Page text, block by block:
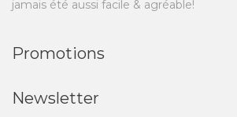
jamais été aussi facile & agréable!
Promotions
Newsletter